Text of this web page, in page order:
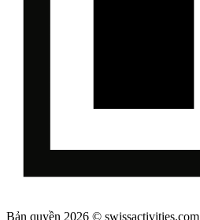
Bản quyền 2026 © swissactivities.com